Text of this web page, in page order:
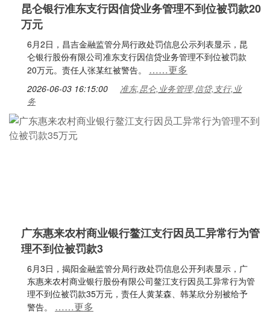
昆仑银行准东支行因信贷业务管理不到位被罚款20
万元
6月2日，昌吉金融监管分局行政处罚信息公示列表显示，昆
仑银行股份有限公司准东支行因信贷业务管理不到位被罚款
20万元。责任人张某红被警告。 ……更多
2026-06-03 16:15:00
准东,昆仑,业务管理,信贷,支行,业
务
广东惠来农村商业银行鳌江支行因员工异常行为管
理不到位被罚款3
6月3日，揭阳金融监管分局行政处罚信息公开列表显示，广
东惠来农村商业银行股份有限公司鳌江支行因员工异常行为管
理不到位被罚款35万元，责任人黄某森、韩某欣分别被给予
警告。 ……更多